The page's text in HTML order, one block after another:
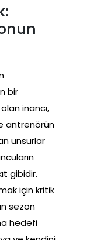
bir
inancı,
antrenörün
unsurlar
gibidir.
için kritik
sezon
hedefi